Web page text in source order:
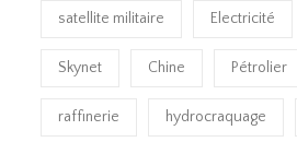
satellite militaire Electricité
Skynet Chine Pétrolier
raffinerie hydrocraquage